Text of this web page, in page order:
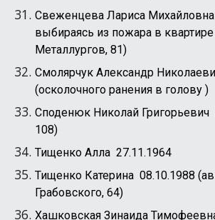
Свеженцева Лариса
выбираясь из пожара в
Металлургов, 81)
Смолярчук Александр
(осколочного ранения в голову )
Споденюк Николай
108)
Тищенко Алла 27.11.1964
Тищенко Катерина 08.10.1988
Грабовского, 64)
Хашковская Зинаида